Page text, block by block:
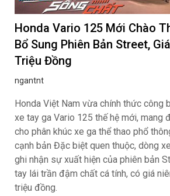
Honda Vario 125 Mới Chào
Bổ Sung Phiên Bản Street,
Triệu Đồng
ngantnt
Honda Việt Nam vừa chính thức công
xe tay ga Vario 125 thế hệ mới, mang
cho phân khúc xe ga thể thao phổ
cạnh bản Đặc biệt quen thuộc, dòng
ghi nhận sự xuất hiện của phiên bản
tay lái trần đậm chất cá tính, có giá
triệu đồng.